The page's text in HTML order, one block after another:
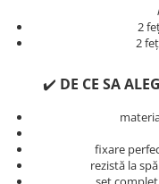
Pilota / Cuvertura
Set Lenjerie De Pat
11 Piese, Cuvertura
Lenjerii Damasc
Lenjerii De Pat, Finet
Persoana
Lenjerii De Pat Damasc
2
2
✔️ DE CE SA
fixare
rezistă la